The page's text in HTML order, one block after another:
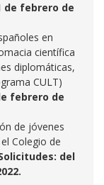
de febrero de
en
científica
diplomáticas,
CULT)
febrero de
de jóvenes
Colegio de
del